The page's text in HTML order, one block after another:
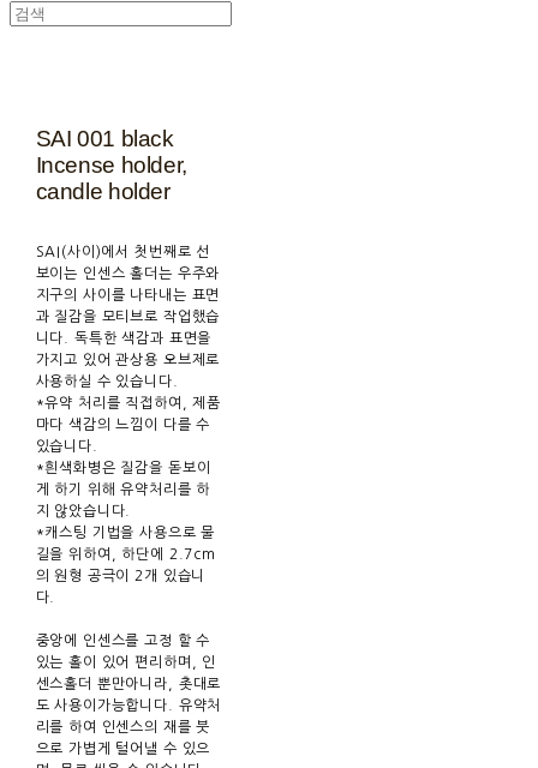
SAI 001 black
Incense holder,
candle holder
SAI(사이)에서 첫번째로 선
보이는 인센스 홀더는 우주와
지구의 사이를 나타내는 표면
과 질감을 모티브로 작업했습
니다. 독특한 색감과 표면을
가지고 있어 관상용 오브제로
사용하실 수 있습니다.
*유약 처리를 직접하여, 제품
마다 색감의 느낌이 다를 수
있습니다.
*흰색화병은 질감을 돋보이
게 하기 위해 유약처리를 하
지 않았습니다.
*캐스팅 기법을 사용으로 물
길을 위하여, 하단에 2.7cm
의 원형 공극이 2개 있습니
다.
중앙에 인센스를 고정 할 수
있는 홀이 있어 편리하며, 인
센스홀더 뿐만아니라, 촛대로
도 사용이가능합니다. 유약처
리를 하여 인센스의 재를 붓
으로 가볍게 털어낼 수 있으